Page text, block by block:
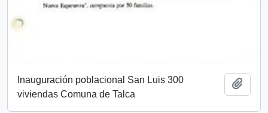
Inauguración poblacional San Luis 300
viviendas Comuna de Talca